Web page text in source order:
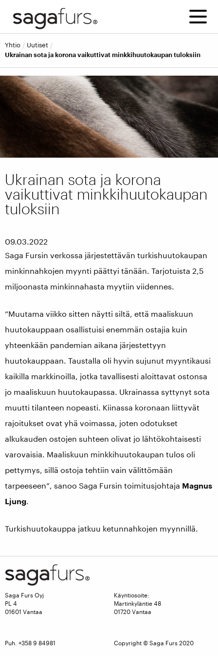
yhtio
uutiset
Ukrainan sota ja korona vaikuttivat minkkihuutokaupan tuloksiin
Ukrainan sota ja korona
vaikuttivat minkkihuutokaupan
tuloksiin
09.03.2022
Saga Fursin verkossa järjestettävän turkishuutokaupan
minkinnahkojen myynti päättyi tänään. Tarjotuista 2,5
miljoonasta minkinnahasta myytiin viidennes.
”Muutama viikko sitten näytti siltä, että maaliskuun
huutokauppaan osallistuisi enemmän ostajia kuin
yhteenkään pandemian aikana järjestettyyn
huutokauppaan. Taustalla oli hyvin sujunut myyntikausi
kaikilla markkinoilla, jotka tavallisesti aloittavat ostonsa
jo maaliskuun huutokaupassa. Ukrainassa syttynyt sota
muutti tilanteen nopeasti. Kiinassa koronaan liittyvät
rajoitukset ovat yhä voimassa, joten odotukset
alkukauden ostojen suhteen olivat jo lähtökohtaisesti
varovaisia. Maaliskuun minkkihuutokaupan tulos oli
pettymys, sillä ostoja tehtiin vain välittömään
tarpeeseen”, sanoo Saga Fursin toimitusjohtaja Magnus
Ljung.
Turkishuutokauppa jatkuu ketunnahkojen myynnillä.
Saga Furs Oyj
PL 4
01601 Vantaa
Käyntiosoite:
Martinkyläntie 48
01720 Vantaa
Puh. +358 9 84981 Copyright © Saga Furs 2020